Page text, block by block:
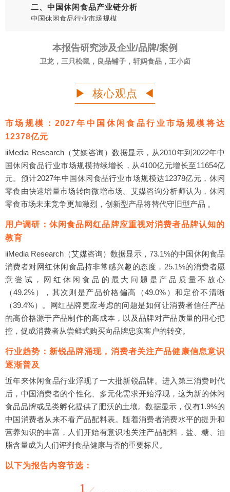
二、中国休闲食品产业链分析
中国休闲食品行业市场规模
中国休闲食品产业链上游原料：糖类作物
中国休闲食品产业链上游原料：小麦
中国休闲食品产业链上游原料：猪肉
中国休闲食品行业情报竞争案例：卫龙（发展历程）
中国休闲食品行业情报竞争案例：卫龙（产品类别
中国休闲食品行业情报竞争案例：卫龙（营销方式）
中国休闲食品行业情报竞争案例：卫龙（企业舆情）
中国休闲食品行业情报竞争案例：三只松鼠（发展历程）
中国休闲食品行业情报竞争案例：三只松鼠（产品类别）
中国休闲食品行业情报竞争案例：三只松鼠（营收情况）
中国休闲食品行业情报竞争案例：三只松鼠（营销方式）
中国休闲食品行业情报竞争案例：三只松鼠（企业舆情）
中国休闲食品行业情报竞争案例：良品铺子（发展历程）
中国休闲食品行业情报竞争案例：良品铺子（财务状况）
中国休闲食品行业情报竞争案例：良品铺子（产品类别）
中国休闲食品行业情报竞争案例：轩妈食品（旗下产品）
中国休闲食品行业情报竞争案例：轩妈食品（销售渠道）
中国休闲食品行业情报竞争案例：轩妈食品（营销方式）
中国休闲食品行业情报竞争案例：轩妈食品（企业舆情）
中国休闲食品行业情报竞争案例：王小卤（发展历程）
中国休闲食品行业情报竞争案例：王小卤（产品策略）
中国休闲食品行业情报竞争案例：王小卤（销售渠道）
中国休闲食品行业情报竞争案例：王小卤（营销方式）
中国休闲食品行业情报竞争案例：王小卤（企业舆情）
三、中国休闲食品产业消费者调研分析
中国休闲食品消费者画像分析
中国休闲食品消费者购买品类调研分析
中国休闲食品消费者产品偏好调研分析
中国休闲食品消费者消费频次调研分析
中国休闲食品消费者消费金额调研分析
中国休闲食品消费者消费场景调研分析
中国休闲食品消费者购买原因调研分析
中国休闲食品消费者考虑因素调研分析
中国休闲食品消费者健康溢价调研分析
中国休闲食品消费者颜值溢价调研分析
本报告研究涉及企业/品牌/案例
卫龙，三只松鼠，良品铺子，轩妈食品，王小卤
▶ 核心观点 ◀
市场规模：2027年中国休闲食品行业市场规模将达
12378亿元
iiMedia Research（艾媒咨询）数据显示，从2010年到2022年中
国休闲食品行业市场规模持续增长，从4100亿元增长至11654亿
元。预计2027年中国休闲食品行业市场规模达12378亿元，休闲
零食由快速增量市场转向微增市场。艾媒咨询分析师认为，休闲
零食市场未来竞争更加激烈，创新型产品将替代守旧型产品 。
用户调研：休闲食品网红品牌应重视对消费者品牌认知的
教育
iiMedia Research（艾媒咨询）数据显示，73.1%的中国休闲食品
消费者对网红休闲食品持非常感兴趣的态度，25.1%的消费者愿
意尝试，网红休闲食品的最大问题是产品质量不放心
（49.2%），其次则是产品价格偏高（49.0%）和定价不清晰
（39.4%）。网红品牌更应考虑的问题是如何让消费者信任产品
的高价格源于产品制作的高成本，以及品牌对产品质量的用心把
控，促成消费者从尝鲜式购买向品牌忠实客户的转变。
行业趋势：新锐品牌涌现，消费者关注产品健康信息意识
逐渐普及
近年来休闲食品行业浮现了一大批新锐品牌。进入第三消费时代
后，中国消费者的个性化、多元化需求开始浮现，这为新的休闲
食品品牌或品类孵化提供了肥沃的土壤。数据显示，仅有1.9%的
中国消费者从来不看产品配料表。随着消费者消费水平的提升和
营养知识的丰富，人们开始有意识地关注产品配料，盐、糖、油
脂含量成为人们评判食品健康与否的重要标尺。
以下为报告内容节选：